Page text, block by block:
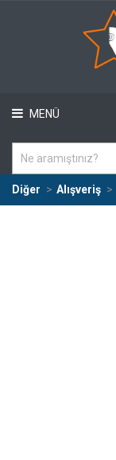
MENÜ
Diğer Alışveriş